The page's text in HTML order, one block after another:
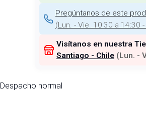
Pregúntanos de este
(Lun. - Vie. 10:30 a 14:30
Visítanos en nuestra
Santiago - Chile (Lun. -
Despacho normal